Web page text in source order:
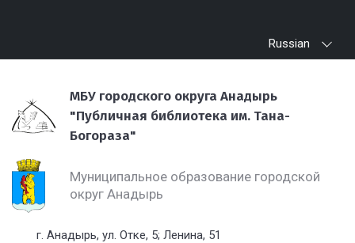
Russian
МБУ городского округа Анадырь
"Публичная библиотека им. Тана-
Богораза"
Муниципальное образование городской
округ Анадырь
г. Анадырь, ул. Отке, 5; Ленина, 51